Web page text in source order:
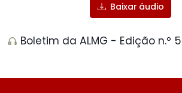
Baixar áudio
Boletim da ALMG - Edição n.º